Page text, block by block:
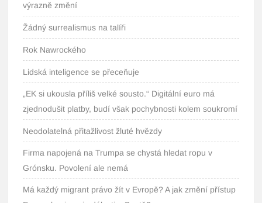
výrazně změní
Žádný surrealismus na talíři
Rok Nawrockého
Lidská inteligence se přeceňuje
„EK si ukousla příliš velké sousto.“ Digitální euro má
zjednodušit platby, budí však pochybnosti kolem soukromí
Neodolatelná přitažlivost žluté hvězdy
Firma napojená na Trumpa se chystá hledat ropu v
Grónsku. Povolení ale nemá
Má každý migrant právo žít v Evropě? A jak změní přístup